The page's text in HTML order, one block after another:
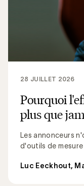
Pourquoi
plus que
Les annonceurs
d'outils de
28 JUILLET 2026
Luc Eeckhout,